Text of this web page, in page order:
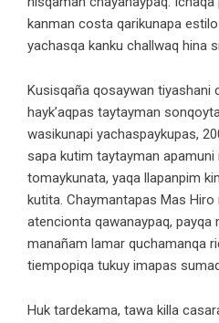
kanman costa qarikunapa
yachasqa kanku challwaq hina
Kusisqaña qosaywan tiyashani
hayk’aqpas taytayman
wasikunapi yachaspaykupas,
sapa kutim taytayman
tomaykunata, yaqa llapanpim
kutita. Chaymantapas Mas
atencionta qawanaypaq, payqa
manañam lamar quchamanqa
tiempopiqa tukuy imapas
Huk tardekama, tawa killa